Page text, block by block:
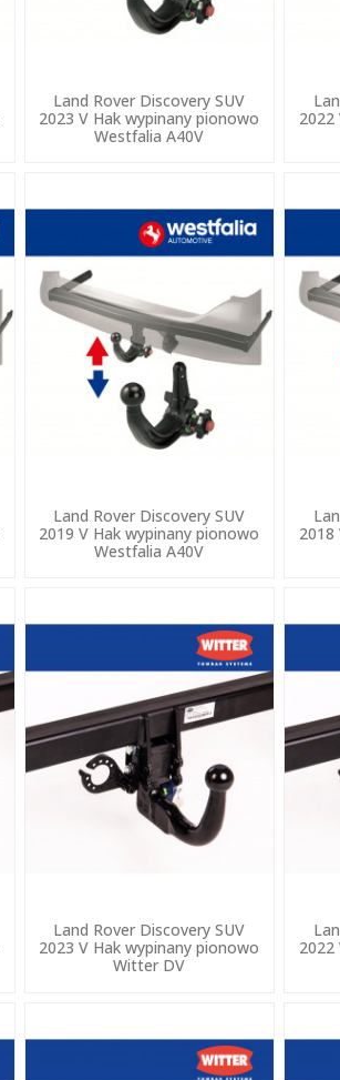
Land Rover Discovery SUV
2023 V Hak wypinany pionowo
Westfalia A40V
2022
Land Rover Discovery SUV
2019 V Hak wypinany pionowo
Westfalia A40V
2018
Land Rover Discovery SUV
2023 V Hak wypinany pionowo
Witter DV
2022